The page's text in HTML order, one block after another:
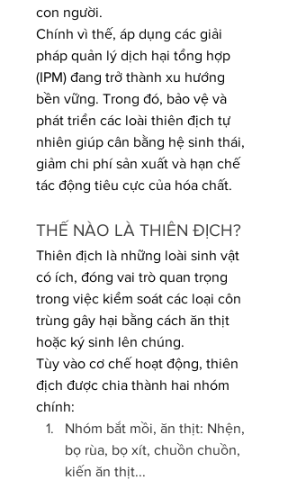
con người.
Chính vì thế, áp dụng các giải
pháp quản lý dịch hại tổng hợp
(IPM) đang trở thành xu hướng
bền vững. Trong đó, bảo vệ và
phát triển các loài thiên địch tự
nhiên giúp cân bằng hệ sinh thái,
giảm chi phí sản xuất và hạn chế
tác động tiêu cực của hóa chất.
THẾ NÀO LÀ THIÊN ĐỊCH?
Thiên địch là những loài sinh vật
có ích, đóng vai trò quan trọng
trong việc kiểm soát các loại côn
trùng gây hại bằng cách ăn thịt
hoặc ký sinh lên chúng.
Tùy vào cơ chế hoạt động, thiên
địch được chia thành hai nhóm
chính:
Nhóm bắt mồi, ăn thịt: Nhện,
bọ rùa, bọ xít, chuồn chuồn,
kiến ăn thịt...